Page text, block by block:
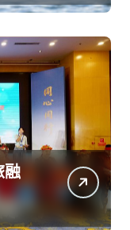
融